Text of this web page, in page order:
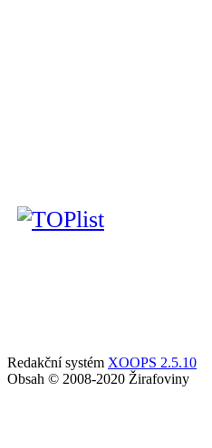
Redakční systém XOOPS 2.5.10
Obsah © 2008-2020 Žirafoviny